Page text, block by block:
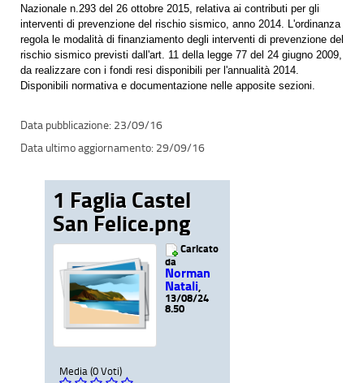
Nazionale n.293 del 26 ottobre 2015, relativa ai contributi per gli
interventi di prevenzione del rischio sismico, anno 2014. L'ordinanza
regola le modalità di finanziamento degli interventi di prevenzione del
rischio sismico previsti dall'art. 11 della legge 77 del 24 giugno 2009,
da realizzare con i fondi resi disponibili per l'annualità 2014.
Disponibili normativa e documentazione nelle apposite sezioni.
23/09/16
29/09/16
1 Faglia Castel
San Felice.png
Caricato
da
Norman
Natali
13/08/24
8.50
Media (0 Voti)